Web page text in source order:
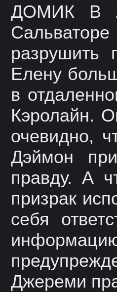
ДОМИК В
разрушить
Елену
в
Кэролайн.
очевидно,
Дэймон
правду. А
призрак
себя
Джереми